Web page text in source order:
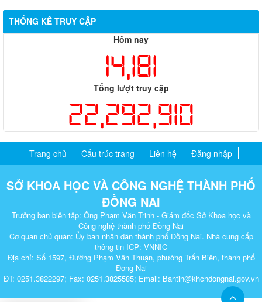
THỐNG KÊ TRUY CẬP
Hôm nay
14,181
Tổng lượt truy cập
22,292,910
Trang chủ Cấu trúc trang Liên hệ Đăng nhập
SỞ KHOA HỌC VÀ CÔNG NGHỆ THÀNH PHỐ
ĐỒNG NAI
Trưởng ban biên tập: Ông Phạm Văn Trinh - Giám đốc Sở Khoa học và
Công nghệ thành phố Đồng Nai
Cơ quan chủ quản: Ủy ban nhân dân thành phố Đồng Nai. Nhà cung cấp
thông tin ICP: VNNIC
Địa chỉ: Số 1597, Đường Phạm Văn Thuận, phường Trấn Biên, thành phố
Đồng Nai
ĐT: 0251.3822297; Fax: 0251.3825585; Email: Bantin@khcndongnai.gov.vn